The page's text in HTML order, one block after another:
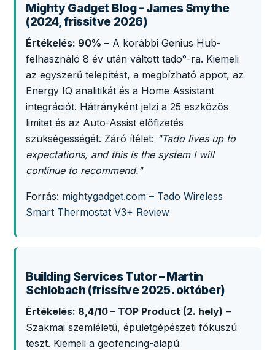
Mighty Gadget Blog – James Smythe
(2024, frissítve 2026)
Értékelés: 90% – A korábbi Genius Hub-
felhasználó 8 év után váltott tado°-ra. Kiemeli
az egyszerű telepítést, a megbízható appot, az
Energy IQ analitikát és a Home Assistant
integrációt. Hátrányként jelzi a 25 eszközös
limitet és az Auto-Assist előfizetés
szükségességét. Záró ítélet: "Tado lives up to
expectations, and this is the system I will
continue to recommend."
Forrás: mightygadget.com – Tado Wireless
Smart Thermostat V3+ Review
Building Services Tutor – Martin
Schlobach (frissítve 2025. október)
Értékelés: 8,4/10 – TOP Product (2. hely) –
Szakmai szemléletű, épületgépészeti fókuszú
teszt. Kiemeli a geofencing-alapú